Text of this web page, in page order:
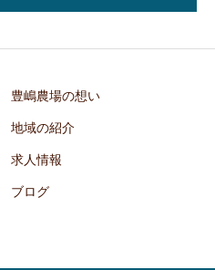
豊嶋農場の想い
地域の紹介
求人情報
ブログ